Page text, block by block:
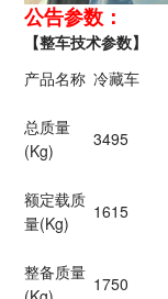
公告参数：
【整车技术参数】
产品名称 冷藏车
总质量
(Kg)
3495
额定载质
量(Kg)
1615
整备质量
1750